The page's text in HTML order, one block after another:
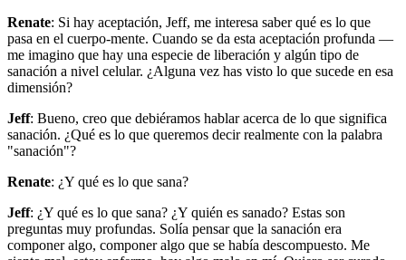
Renate: Si hay aceptación, Jeff, me interesa saber qué es lo que
pasa en el cuerpo-mente. Cuando se da esta aceptación profunda —
me imagino que hay una especie de liberación y algún tipo de
sanación a nivel celular. ¿Alguna vez has visto lo que sucede en esa
dimensión?
Jeff: Bueno, creo que debiéramos hablar acerca de lo que significa
sanación. ¿Qué es lo que queremos decir realmente con la palabra
"sanación"?
Renate: ¿Y qué es lo que sana?
Jeff: ¿Y qué es lo que sana? ¿Y quién es sanado? Estas son
preguntas muy profundas. Solía pensar que la sanación era
componer algo, componer algo que se había descompuesto. Me